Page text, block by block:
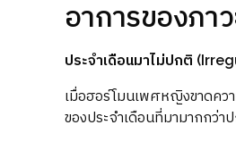
อาการของภา
ประจำเดือนมาไม่ปกติ
เมื่อฮอร์โมนเพศหญิงขาดคว
ของประจำเดือนที่มามากกว่า